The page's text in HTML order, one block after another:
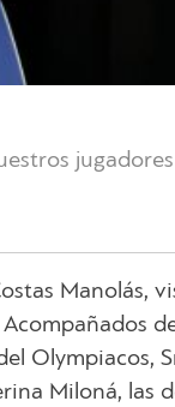
Manolás,
Olympiacos,
Miloná, las